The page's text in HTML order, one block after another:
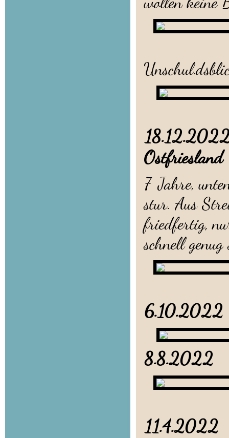
Ostfriesland
7 Jahre,
stur. Aus
friedfertig,
schnell genug
8.8.2022